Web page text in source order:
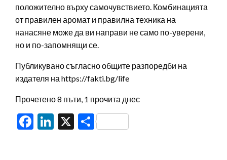
положително върху самочувствието. Комбинацията
от правилен аромат и правилна техника на
нанасяне може да ви направи не само по-уверени,
но и по-запомнящи се.
Публикувано съгласно общите разпоредби на
издателя на https://fakti.bg/life
Прочетено 8 пъти, 1 прочита днес
Facebook
LinkedIn
X Share